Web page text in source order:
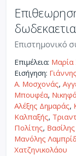
δωδεκαετια
Επιστημονικό
Επιμέλεια: Μαρία
Εισήγηση:
Α. Μοσχονάς,
Μπουφέα,
Αλέξης Δημαράς,
Καλπαξής,
Πολίτης,
Μανόλης
Χατζηνικολάου